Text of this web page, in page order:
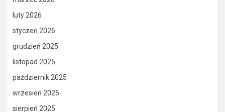
luty 2026
styczeń 2026
grudzień 2025
listopad 2025
październik 2025
wrzesień 2025
sierpień 2025